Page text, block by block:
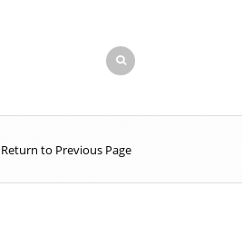
Return to Previous Page